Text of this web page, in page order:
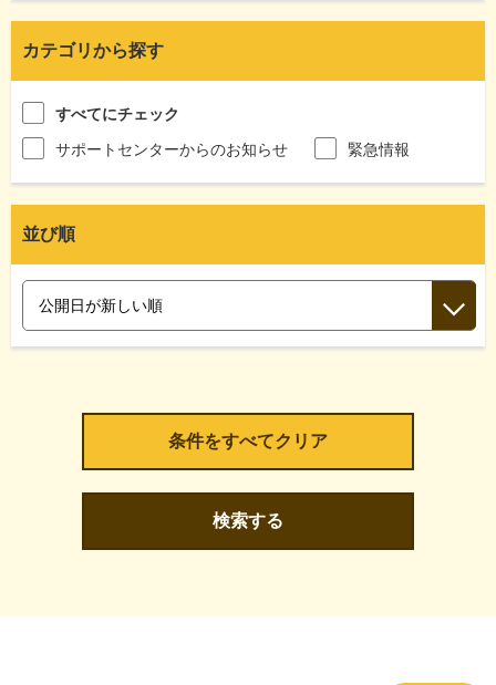
カテゴリから探す
すべてにチェック
サポートセンターからのお知らせ
緊急情報
並び順
検索する